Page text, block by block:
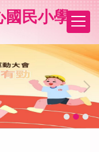
國民小學